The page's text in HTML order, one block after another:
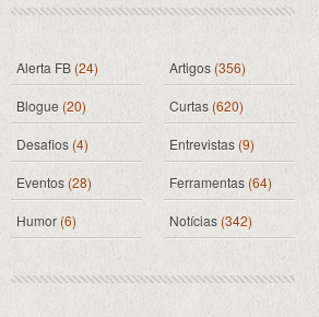
Alerta FB(24) Artigos(356)
Blogue (20) Curtas (620)
Desafios(4) Entrevistas(9)
Eventos (28) Ferramentas (64)
Humor (6) Notícias(342)